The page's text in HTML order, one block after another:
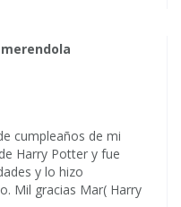
cumpleaños de mi
Harry Potter y fue
y lo hizo
Mil gracias Mar( Harry